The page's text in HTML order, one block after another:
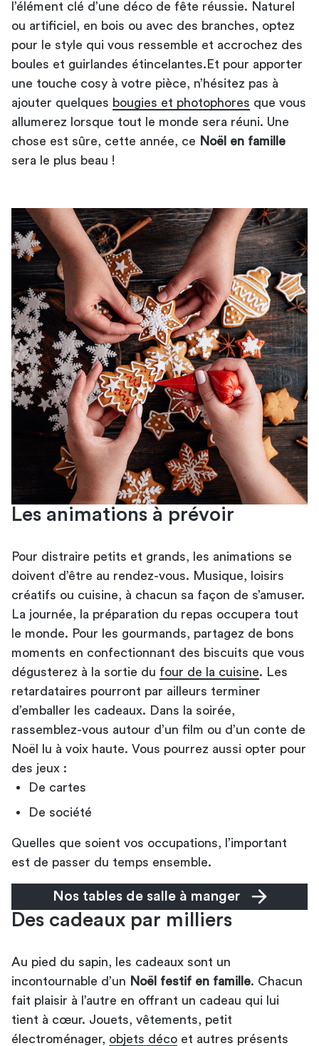
l’élément clé d’une déco de fête réussie. Naturel
ou artificiel, en bois ou avec des branches, optez
pour le style qui vous ressemble et accrochez des
boules et guirlandes étincelantes.Et pour apporter
une touche cosy à votre pièce, n’hésitez pas à
ajouter quelques bougies et photophores que vous
allumerez lorsque tout le monde sera réuni. Une
chose est sûre, cette année, ce Noël en famille
sera le plus beau !
Les animations à prévoir
Pour distraire petits et grands, les animations se
doivent d’être au rendez-vous. Musique, loisirs
créatifs ou cuisine, à chacun sa façon de s’amuser.
La journée, la préparation du repas occupera tout
le monde. Pour les gourmands, partagez de bons
moments en confectionnant des biscuits que vous
dégusterez à la sortie du four de la cuisine. Les
retardataires pourront par ailleurs terminer
d’emballer les cadeaux. Dans la soirée,
rassemblez-vous autour d’un film ou d’un conte de
Noël lu à voix haute. Vous pourrez aussi opter pour
des jeux :
De cartes
De société
Quelles que soient vos occupations, l’important
est de passer du temps ensemble.
Nos tables de salle à manger
Des cadeaux par milliers
Au pied du sapin, les cadeaux sont un
incontournable d’un Noël festif en famille. Chacun
fait plaisir à l’autre en offrant un cadeau qui lui
tient à cœur. Jouets, vêtements, petit
électroménager, objets déco et autres présents